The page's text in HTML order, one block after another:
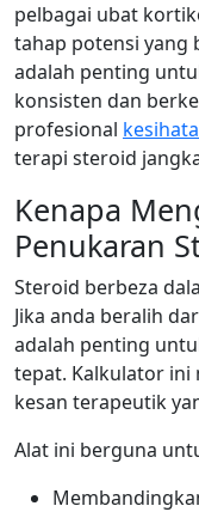
pelbagai ubat
tahap potensi yang
adalah penting
konsisten dan
profesional
terapi steroid
Kenapa
Penukaran
Steroid berbeza
Jika anda beralih
adalah penting
tepat. Kalkulator ini
kesan terapeutik
Alat ini berguna